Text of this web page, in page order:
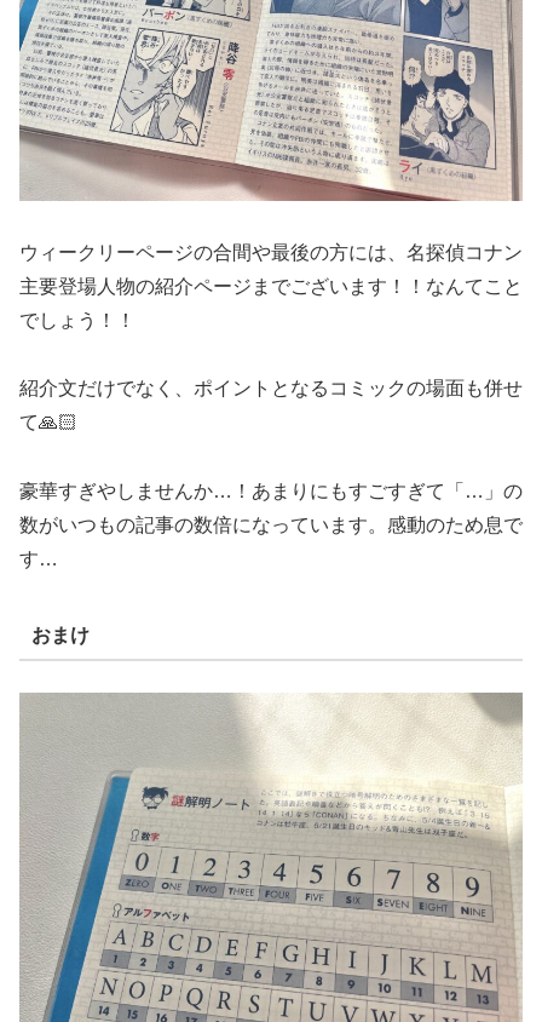
ウィークリーページの合間や最後の方には、名探偵コナン
主要登場人物の紹介ページまでございます！！なんてこと
でしょう！！
紹介文だけでなく、ポイントとなるコミックの場面も併せ
て🙏🏻
豪華すぎやしませんか…！あまりにもすごすぎて「…」の
数がいつもの記事の数倍になっています。感動のため息で
す…
おまけ